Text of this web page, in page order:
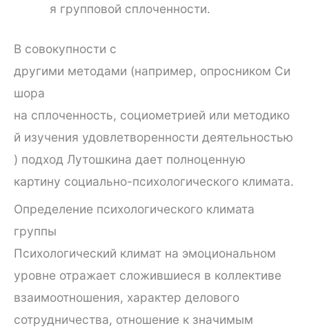
я групповой сплоченности.
В совокупности с
другими методами (например, опросником Си
шора
на сплоченность, социометрией или методико
й изучения удовлетворенности деятельностью
) подход Лутошкина дает полноценную
картину социально-психологического климата.
Определение психологического климата
группы
Психологический климат на эмоциональном
уровне отражает сложившиеся в коллективе
взаимоотношения, характер делового
сотрудничества, отношение к значимым